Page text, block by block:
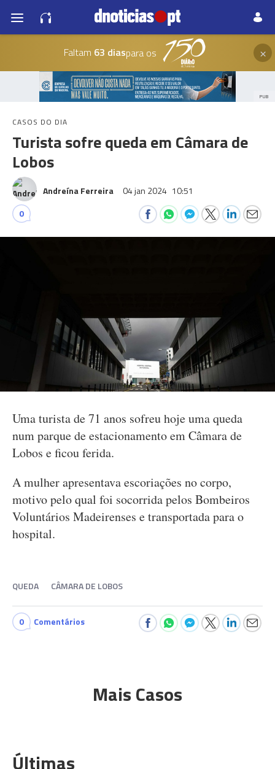
Faltam 63 diaspara os ×
PUB
CASOS DO DIA
Turista sofre queda em Câmara de
Lobos
Andreína Ferreira 04 jan 2024 10:51
0
Uma turista de 71 anos sofreu hoje uma queda
num parque de estacionamento em Câmara de
Lobos e ficou ferida.
A mulher apresentava escoriações no corpo,
motivo pelo qual foi socorrida pelos Bombeiros
Voluntários Madeirenses e transportada para o
hospital.
QUEDA CÂMARA DE LOBOS
0 Comentários
Mais Casos
Últimas